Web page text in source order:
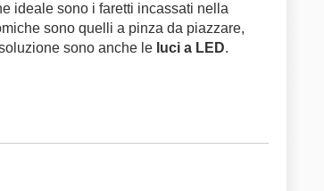
ideale sono i faretti incassati nella
sono quelli a pinza da piazzare,
sono anche le luci a LED.